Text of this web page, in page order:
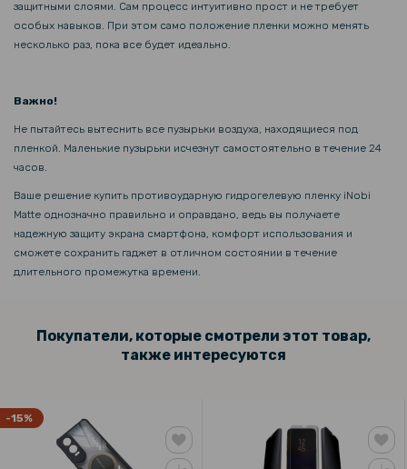
защитными слоями. Сам процесс интуитивно прост и не требует
особых навыков. При этом само положение пленки можно менять
несколько раз, пока все будет идеально.
Важно!
Не пытайтесь вытеснить все пузырьки воздуха, находящиеся под
пленкой. Маленькие пузырьки исчезнут самостоятельно в течение 24
часов.
Ваше решение купить противоударную гидрогелевую пленку iNobi
Matte однозначно правильно и оправдано, ведь вы получаете
надежную защиту экрана смартфона, комфорт использования и
сможете сохранить гаджет в отличном состоянии в течение
длительного промежутка времени.
Покупатели, которые смотрели этот товар,
также интересуются
-15%